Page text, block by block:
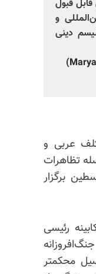
قبول
و
دينی
عربی و
تظاهرات
برگزار
رئیسی
محکمتر